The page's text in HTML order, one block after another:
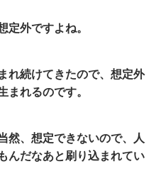
定外ですよね。
れ続けてきたので、想定外
れるのです。
然、想定できないので、人
んだなあと刷り込まれてい